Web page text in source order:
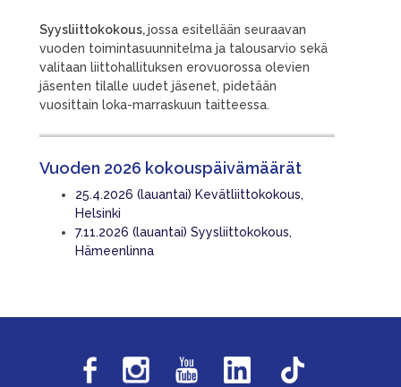
Syysliittokokous,jossa esitellään seuraavan
vuoden toimintasuunnitelma ja talousarvio sekä
valitaan liittohallituksen erovuorossa olevien
jäsenten tilalle uudet jäsenet, pidetään
vuosittain loka-marraskuun taitteessa.
Vuoden 2026 kokouspäivämäärät
25.4.2026 (lauantai) Kevätliittokokous,
Helsinki
7.11.2026 (lauantai) Syysliittokokous,
Hämeenlinna